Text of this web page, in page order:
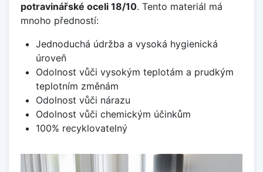
potravinářské oceli 18/10. Tento materiál má
mnoho předností:
Jednoduchá údržba a vysoká hygienická
úroveň
Odolnost vůči vysokým teplotám a prudkým
teplotním změnám
Odolnost vůči nárazu
Odolnost vůči chemickým účinkům
100% recyklovatelný